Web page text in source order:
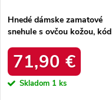
Hnedé dámske zamatové
snehule s ovčou kožou, kód
71,90 €
Skladom 1 ks